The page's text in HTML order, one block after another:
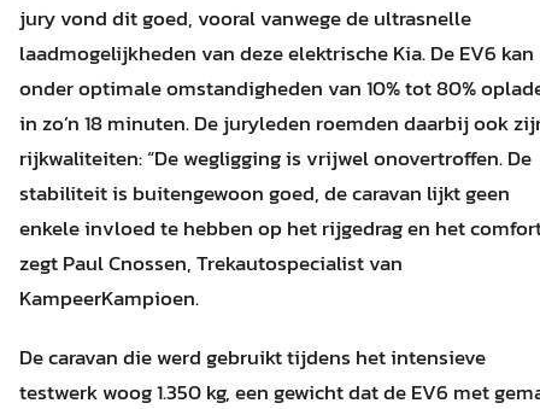
jury vond dit goed, vooral vanwege de ultrasnelle
laadmogelijkheden van deze elektrische Kia. De EV6 kan
onder optimale omstandigheden van 10% tot 80%
in zo’n 18 minuten. De juryleden roemden daarbij ook
rijkwaliteiten: “De wegligging is vrijwel onovertroffen. De
stabiliteit is buitengewoon goed, de caravan lijkt geen
enkele invloed te hebben op het rijgedrag en het
zegt Paul Cnossen, Trekautospecialist van
KampeerKampioen.
De caravan die werd gebruikt tijdens het intensieve
testwerk woog 1.350 kg, een gewicht dat de EV6 met